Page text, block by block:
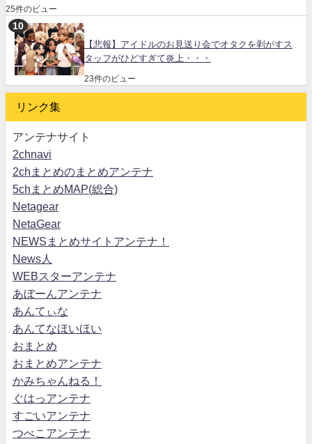
25件のビュー
【悲報】アイドルのお見送り会でオタクを剥がすス
タッフがひどすぎて炎上・・・
23件のビュー
リンク集
アンテナサイト
2chnavi
2chまとめのまとめアンテナ
5chまとめMAP(総合)
Netagear
NetaGear
NEWSまとめサイトアンテナ！
News人
WEBスターアンテナ
あぼーんアンテナ
あんてぃな
あんてなほいほい
おまとめ
おまとめアンテナ
かみちゃんねる！
ぐはっアンテナ
すごいアンテナ
つべこアンテナ